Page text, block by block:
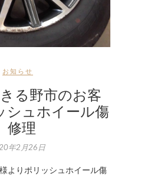
お知らせ
る野市のお客
ュホイール傷
修理
年2月26日
よりポリッシュホイール傷